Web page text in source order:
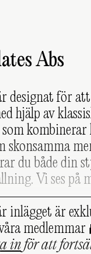
Abs
designat för
hjälp av
skonsamma
du både din
Vi ses på
inlägget är
medlemmar
inför att